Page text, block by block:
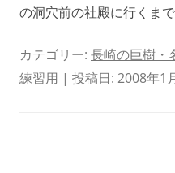
の洞穴前の社殿に行くま
カテゴリー: 長崎の巨樹・
練習用 | 投稿日: 2008年1